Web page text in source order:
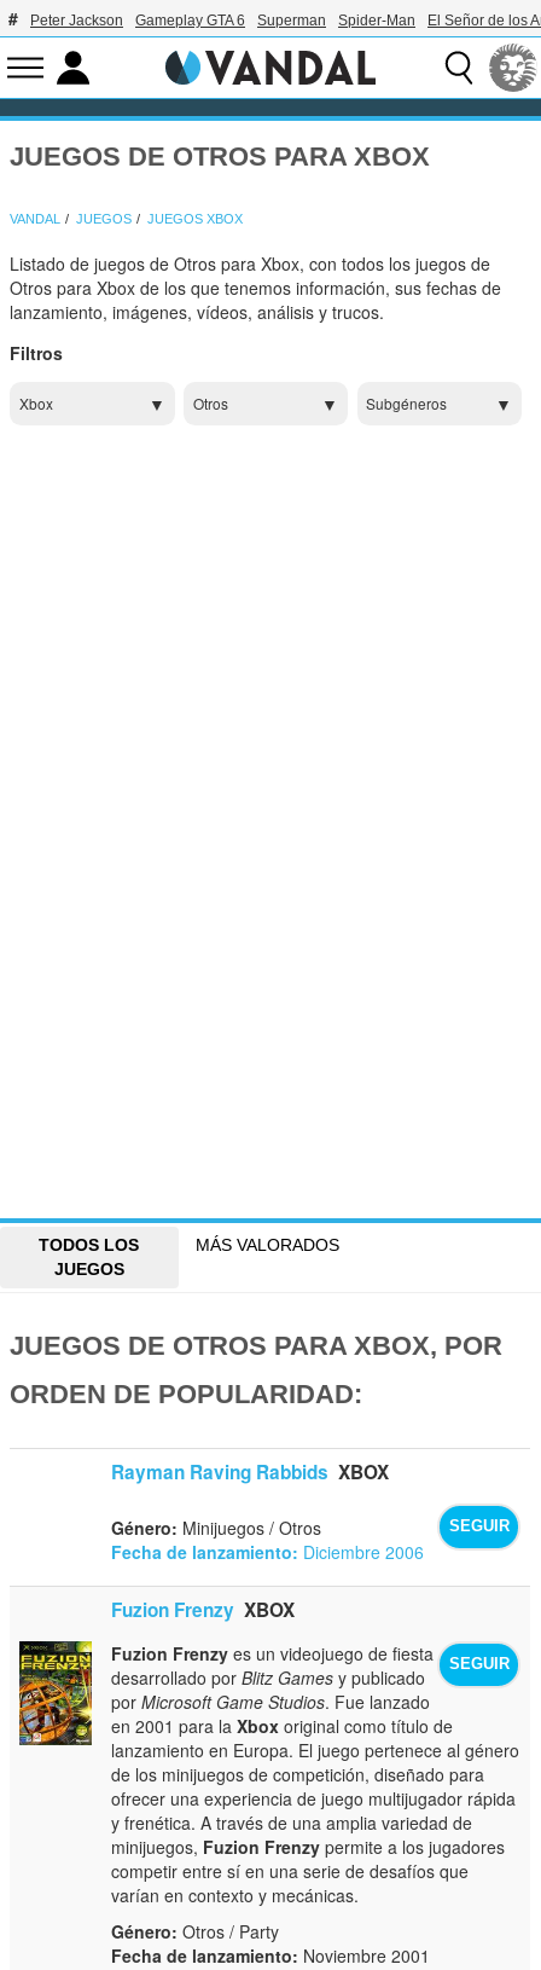
Peter Jackson Gameplay GTA 6 Superman Spider-Man El Señor de los
JUEGOS DE OTROS PARA XBOX
VANDAL JUEGOS JUEGOS XBOX
Listado de juegos de Otros para Xbox, con todos los juegos de
Otros para Xbox de los que tenemos información, sus fechas de
lanzamiento, imágenes, vídeos, análisis y trucos.
Filtros
Xbox Otros Subgéneros
TODOS LOS
JUEGOS
MÁS VALORADOS
JUEGOS DE OTROS PARA XBOX, POR
ORDEN DE POPULARIDAD:
Rayman Raving Rabbids XBOX
SEGUIR
Género: Minijuegos / Otros
Fecha de lanzamiento: Diciembre 2006
Fuzion Frenzy XBOX
SEGUIR
Fuzion Frenzy es un videojuego de fiesta
desarrollado porBlitz Games y publicado
porMicrosoft Game Studios. Fue lanzado
en 2001 para laXbox original como título de
lanzamiento en Europa. El juego pertenece al género
de los minijuegos de competición, diseñado para
ofrecer una experiencia de juego multijugador rápida
y frenética. A través de una amplia variedad de
minijuegos, Fuzion Frenzy permite a los jugadores
competir entre sí en una serie de desafíos que
varían en contexto y mecánicas.
Género: Otros / Party
Fecha de lanzamiento: Noviembre 2001